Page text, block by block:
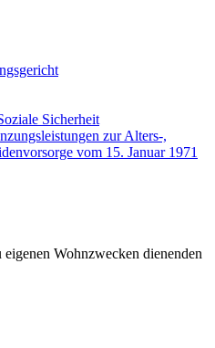
Sicherheit
zur Alters-,
vom 15. Januar 1971
Wohnzwecken dienenden